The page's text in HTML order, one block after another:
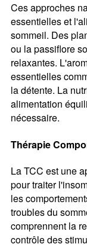
Ces approches
essentielles et
sommeil. Des
ou la passiflore
relaxantes.
essentielles
la détente. La
alimentation
nécessaire.
Thérapie
La TCC est une
pour traiter
les
troubles du
comprennent la
contrôle des